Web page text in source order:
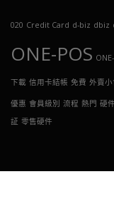
020 Credit Card d-biz dbiz
ONE-POS
下載 信用卡結帳 免費 外賣小
優惠 會員級別 流程 熱門 硬件
証 零售硬件